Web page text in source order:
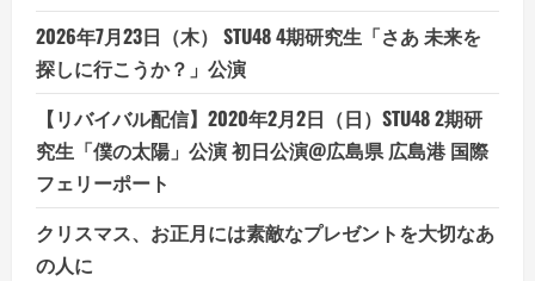
2026年7月23日（木） STU48 4期研究生「さあ 未来を
探しに行こうか？」公演
【リバイバル配信】2020年2月2日（日）STU48 2期研
究生「僕の太陽」公演 初日公演@広島県 広島港 国際
フェリーポート
クリスマス、お正月には素敵なプレゼントを大切なあ
の人に